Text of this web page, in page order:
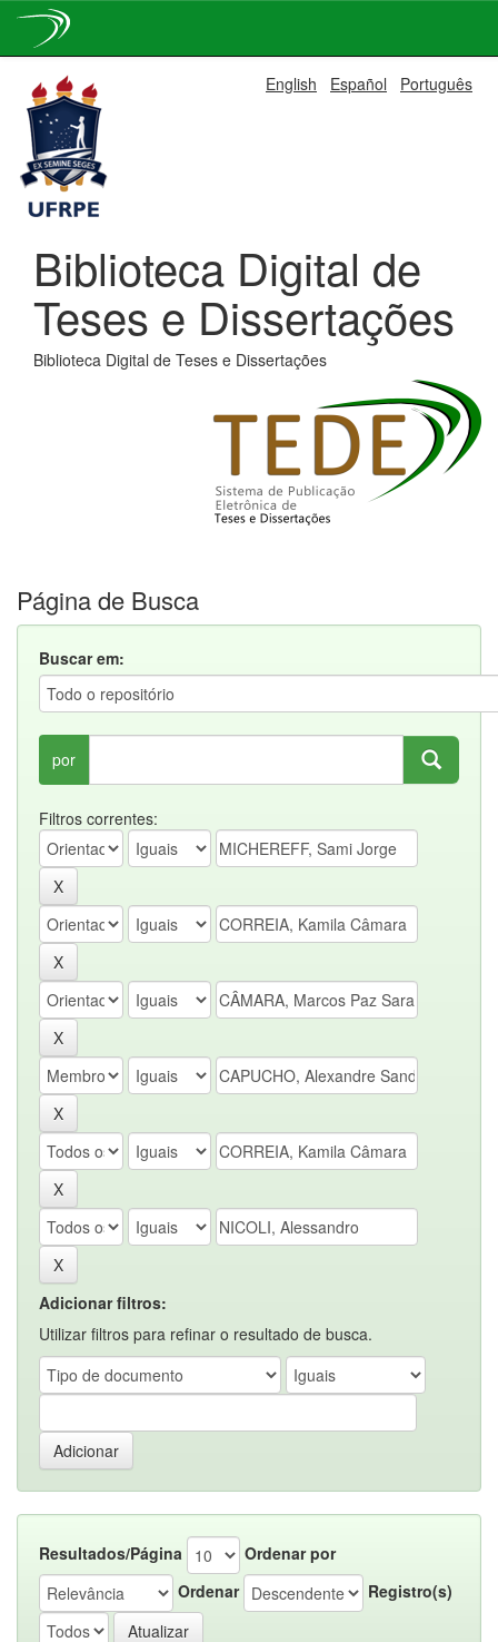
navigation
English Español Português
Biblioteca Digital de
Teses e Dissertações
Biblioteca Digital de Teses e Dissertações
Página de Busca
Buscar em:
por
Filtros correntes:
Adicionar filtros:
Utilizar filtros para refinar o resultado de busca.
Resultados/Página
Ordenar por
Ordenar
Registro(s)